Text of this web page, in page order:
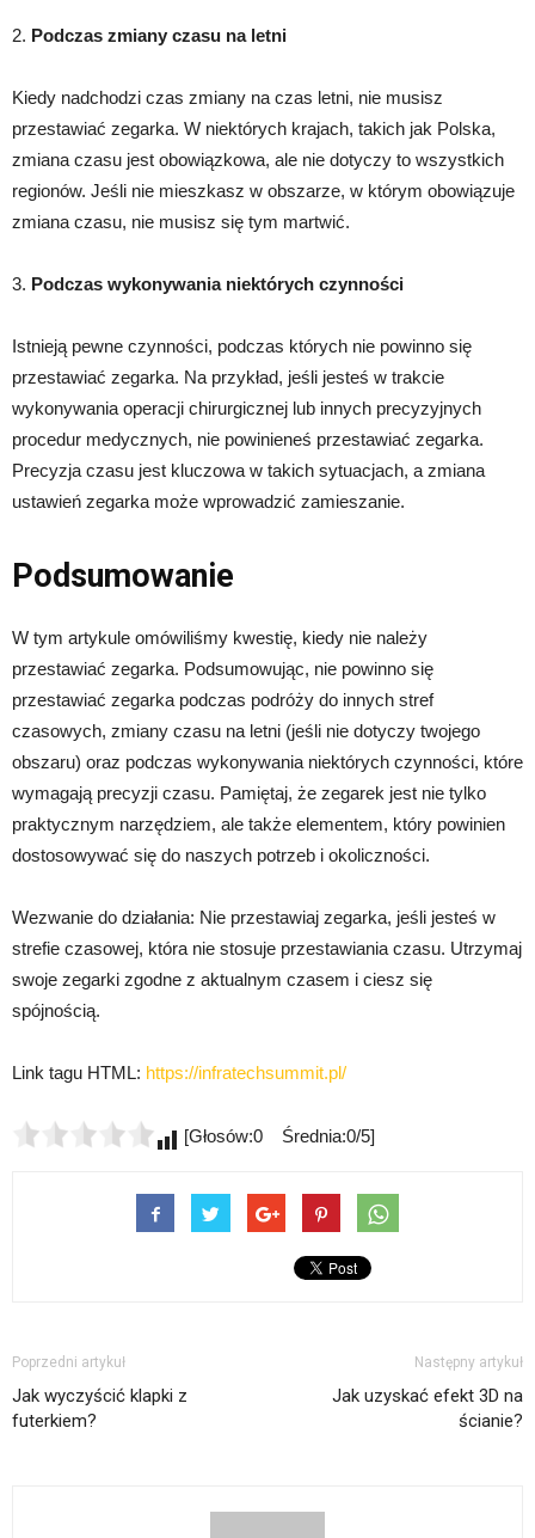
2. Podczas zmiany czasu na letni
Kiedy nadchodzi czas zmiany na czas letni, nie musisz
przestawiać zegarka. W niektórych krajach, takich jak Polska,
zmiana czasu jest obowiązkowa, ale nie dotyczy to wszystkich
regionów. Jeśli nie mieszkasz w obszarze, w którym obowiązuje
zmiana czasu, nie musisz się tym martwić.
3. Podczas wykonywania niektórych czynności
Istnieją pewne czynności, podczas których nie powinno się
przestawiać zegarka. Na przykład, jeśli jesteś w trakcie
wykonywania operacji chirurgicznej lub innych precyzyjnych
procedur medycznych, nie powinieneś przestawiać zegarka.
Precyzja czasu jest kluczowa w takich sytuacjach, a zmiana
ustawień zegarka może wprowadzić zamieszanie.
Podsumowanie
W tym artykule omówiliśmy kwestię, kiedy nie należy
przestawiać zegarka. Podsumowując, nie powinno się
przestawiać zegarka podczas podróży do innych stref
czasowych, zmiany czasu na letni (jeśli nie dotyczy twojego
obszaru) oraz podczas wykonywania niektórych czynności, które
wymagają precyzji czasu. Pamiętaj, że zegarek jest nie tylko
praktycznym narzędziem, ale także elementem, który powinien
dostosowywać się do naszych potrzeb i okoliczności.
Wezwanie do działania: Nie przestawiaj zegarka, jeśli jesteś w
strefie czasowej, która nie stosuje przestawiania czasu. Utrzymaj
swoje zegarki zgodne z aktualnym czasem i ciesz się
spójnością.
Link tagu HTML: https://infratechsummit.pl/
[Głosów:0 Średnia:0/5]
Poprzedni artykuł
Jak wyczyścić klapki z
futerkiem?
Następny artykuł
Jak uzyskać efekt 3D na
ścianie?